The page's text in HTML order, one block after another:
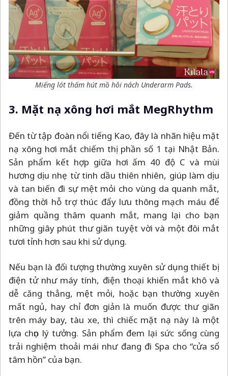
Miếng lót thấm hút mồ hôi nách Underarm Pads.
3. Mặt nạ xông hơi mắt MegRhythm
Đến từ tập đoàn nổi tiếng Kao, đây là nhãn hiệu mặt
nạ xông hơi mắt chiếm thị phần số 1 tại Nhật Bản.
Sản phẩm kết hợp giữa hơi ấm 40 độ C và mùi
hương dịu nhẹ từ tinh dầu thiên nhiên, giúp làm dịu
và tan biến đi sự mệt mỏi cho vùng da quanh mắt,
đồng thời hỗ trợ thúc đẩy lưu thông mạch máu để
giảm quầng thâm quanh mắt, mang lại cho bạn
những giây phút thư giãn tuyệt vời và một đôi mắt
tươi tỉnh hơn sau khi sử dụng.
Nếu bạn là đối tượng thường xuyên sử dụng thiết bị
điện tử như máy tính, điện thoại khiến mắt khô và
dễ căng thẳng, mệt mỏi, hoặc bạn thường xuyên
mất ngủ, hay chỉ đơn giản là muốn được thư giãn
trên máy bay, tàu xe, thì chiếc mặt nạ này là một
lựa chọn lý tưởng. Sản phẩm đem lại sức sống cùng
trải nghiệm thoải mái như đang đi Spa cho “cửa sổ
tâm hồn” của bạn.